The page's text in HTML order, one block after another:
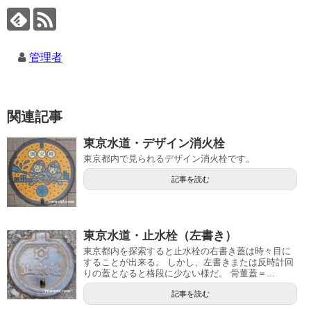
管理者
関連記事
東京水道・デザイン消火栓
東京都内で見られるデザイン消火栓です。
記事を読む
東京水道・止水栓（左書き）
東京都内を探索すると止水栓の右書き蓋は時々目に
することが出来る。 しかし、左書きまたは反時計回
りの蓋となると格段に少ない様だ。 骨董蓋＝...
記事を読む